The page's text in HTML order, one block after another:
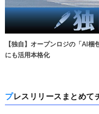
【独自】オープンロジの「AI
にも活用本格化
プレスリリースまとめて